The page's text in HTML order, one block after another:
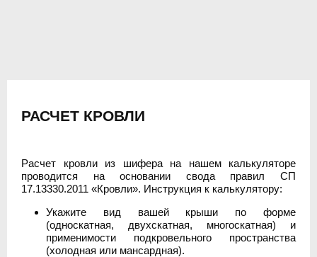
РАСЧЕТ КРОВЛИ
Расчет кровли из шифера на нашем калькуляторе
проводится на основании свода правил СП
17.13330.2011 «Кровли». Инструкция к калькулятору:
Укажите вид вашей крыши по форме
(односкатная, двухскатная, многоскатная) и
применимости подкровельного пространства
(холодная или мансардная).